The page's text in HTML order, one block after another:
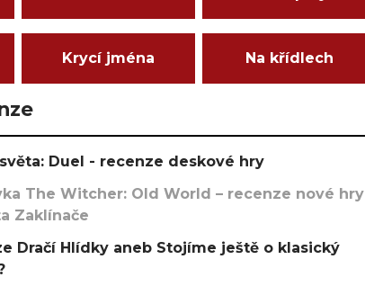
Krycí jména Na křídlech
Duel - recenze deskové hry
The Witcher: Old World – recenze nové hry
Zaklínače
Dračí Hlídky aneb Stojíme ještě o klasický